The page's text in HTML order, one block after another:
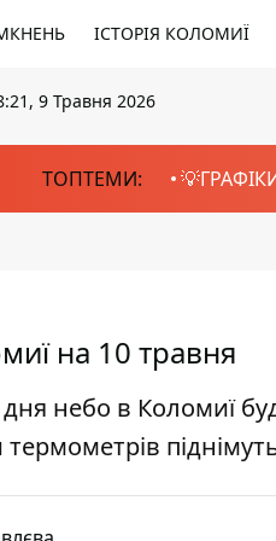
ІСТОРІЯ КОЛОМИЇ
9 Травня 2026
ТОПТЕМИ:
на 10 травня
небо в Коломиї